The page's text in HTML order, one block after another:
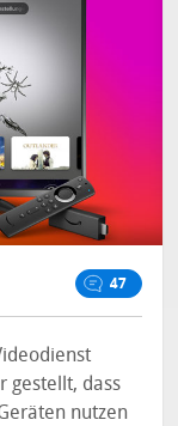
47
gestellt, dass
nutzen